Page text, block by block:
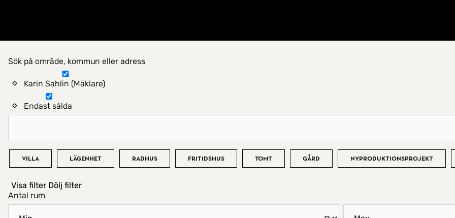
Hitta hem
Sök på område, kommun eller adress
Karin Sahlin (Mäklare)
Endast sålda
Bostadstyp
Villa Lägenhet Radhus Fritidshus Tomt Gård Nyproduktionsprojekt
Visa filter Dölj filter
Antal rum